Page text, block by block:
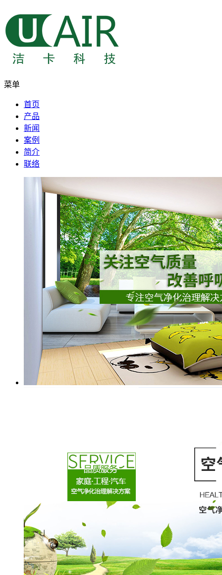
菜单
首页
产品
新闻
案例
简介
联络